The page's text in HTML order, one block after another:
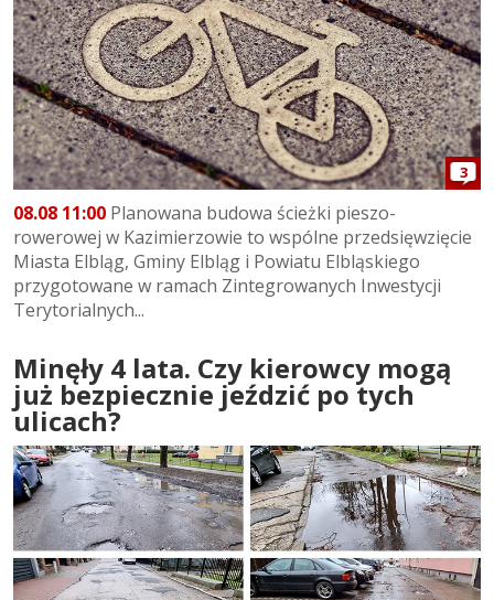
3
08.08 11:00 Planowana budowa ścieżki pieszo-
rowerowej w Kazimierzowie to wspólne przedsięwzięcie
Miasta Elbląg, Gminy Elbląg i Powiatu Elbląskiego
przygotowane w ramach Zintegrowanych Inwestycji
Terytorialnych...
Minęły 4 lata. Czy kierowcy mogą
już bezpiecznie jeździć po tych
ulicach?